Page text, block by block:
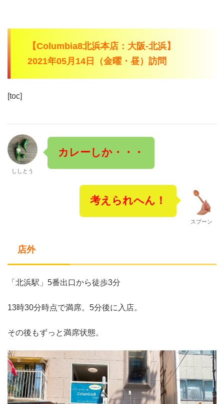
【Columbia8北浜本店：大阪-北浜】
2021年05月14日（金曜・昼）訪問
[toc]
ししとう
カレーしか・・・
考えられへん！
スプーン
店外
「北浜駅」5番出口から徒歩3分
13時30分時点で満席。5分後に入店。
その後もずっと満席状態。